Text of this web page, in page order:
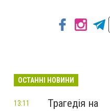
ОСТАННІ НОВИНИ
Трагедія на
13:11